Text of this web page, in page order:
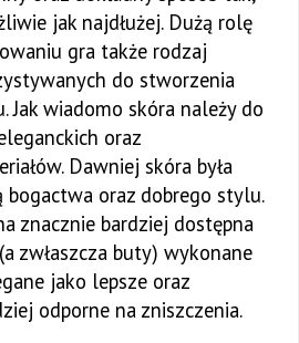
jak najdłużej. Dużą rolę
gra także rodzaj
do stworzenia
Jak wiadomo skóra należy do
oraz
Dawniej skóra była
bogactwa oraz dobrego stylu.
znacznie bardziej dostępna
zwłaszcza buty) wykonane
jako lepsze oraz
odporne na zniszczenia.